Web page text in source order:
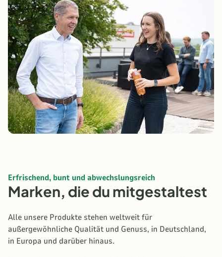
Erfrischend, bunt und abwechslungsreich
Marken, die du mitgestaltest
Alle unsere Produkte stehen weltweit für
außergewöhnliche Qualität und Genuss, in Deutschland,
in Europa und darüber hinaus.